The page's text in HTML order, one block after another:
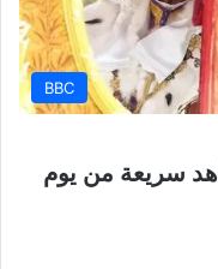
BBC
سريعة من يوم